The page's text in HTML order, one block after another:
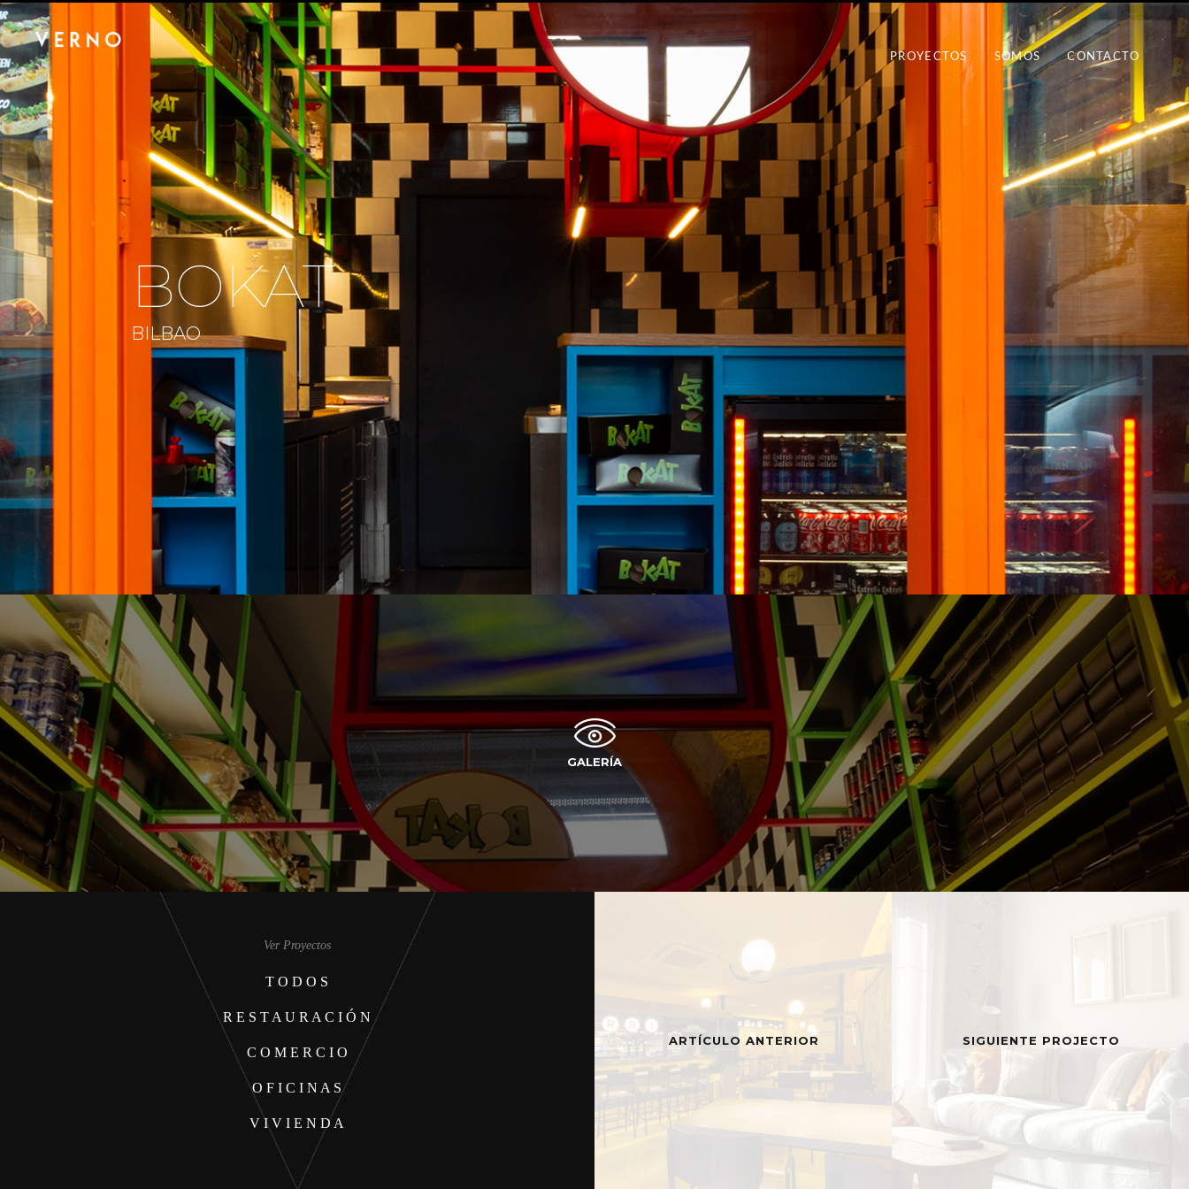
PROYECTOS SOMOS CONTACTO
BOKAT
BILBAO
GALERÍA
Ver Proyectos
T O D O S
R E S T A U R A C I Ó N
C O M E R C I O
O F I C I N A S
V I V I E N D A
ARTÍCULO ANTERIOR SIGUIENTE PROJECTO